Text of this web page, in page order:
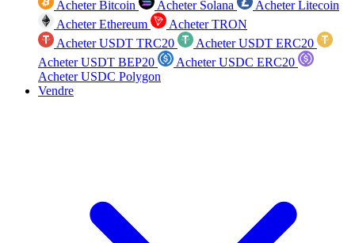
Acheter Bitcoin Acheter Solana
Acheter Litecoin
Acheter Ethereum
Acheter TRON
Acheter USDT TRC20
Acheter USDT ERC20
Acheter USDT BEP20
Acheter USDC ERC20
Acheter USDC Polygon
Vendre